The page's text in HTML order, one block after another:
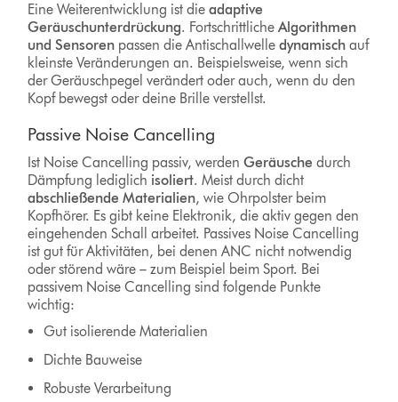
Eine Weiterentwicklung ist dieadaptive
Geräuschunterdrückung. FortschrittlicheAlgorithmen
und Sensoren passen die Antischallwelledynamisch auf
kleinste Veränderungen an. Beispielsweise, wenn sich
der Geräuschpegel verändert oder auch, wenn du den
Kopf bewegst oder deine Brille verstellst.
Passive Noise Cancelling
Ist Noise Cancelling passiv, werdenGeräusche durch
Dämpfung lediglich isoliert. Meist durch dicht
abschließende Materialien, wie Ohrpolster beim
Kopfhörer. Es gibt keine Elektronik, die aktiv gegen den
eingehenden Schall arbeitet. Passives Noise Cancelling
ist gut für Aktivitäten, bei denen ANC nicht notwendig
oder störend wäre – zum Beispiel beim Sport. Bei
passivem Noise Cancelling sind folgende Punkte
wichtig:
Gut isolierende Materialien
Dichte Bauweise
Robuste Verarbeitung